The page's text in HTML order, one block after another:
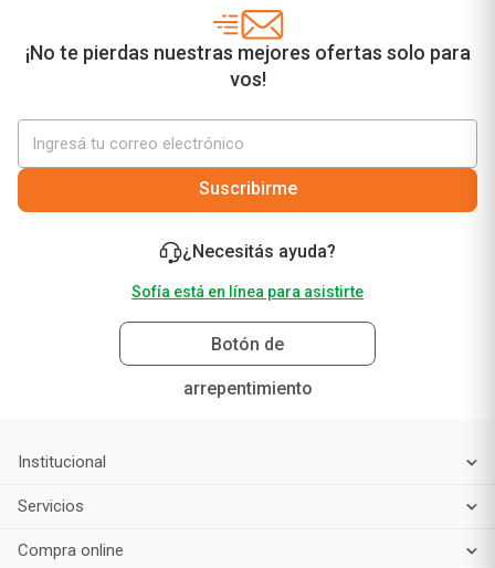
¡No te pierdas nuestras mejores ofertas solo para
vos!
Suscribirme
¿Necesitás ayuda?
Sofía está en línea para asistirte
Botón de
arrepentimiento
Institucional
Servicios
Compra online